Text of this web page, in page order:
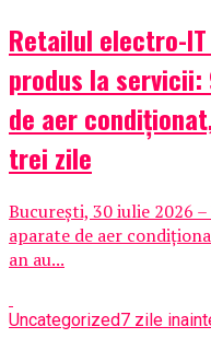
Retailul electro-
produs la
de aer
trei zile
București, 30 iulie 2026
aparate de aer
an au...
Uncategorized7 zile